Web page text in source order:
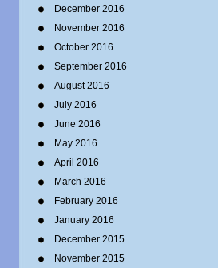
December 2016
November 2016
October 2016
September 2016
August 2016
July 2016
June 2016
May 2016
April 2016
March 2016
February 2016
January 2016
December 2015
November 2015